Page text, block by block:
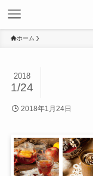
ホーム
2018
1/24
2018年1月24日